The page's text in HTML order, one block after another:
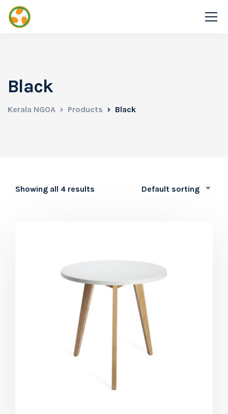
Black
Kerala NGOA Products Black
Showing all 4 results